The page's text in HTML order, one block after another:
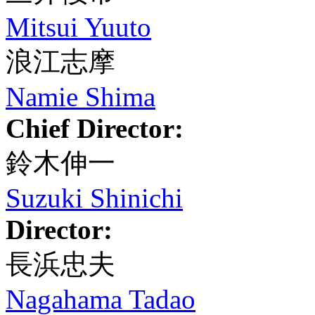
Mitsui Yuuto
浪江志摩
Namie Shima
Chief Director:
鈴木伸一
Suzuki Shinichi
Director:
長浜忠夫
Nagahama Tadao